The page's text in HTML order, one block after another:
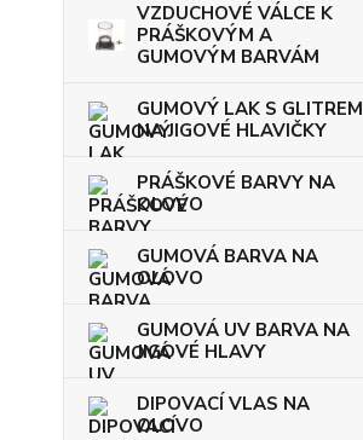
VZDUCHOVÉ VÁLCE K
PRÁŠKOVÝM A
GUMOVÝM BARVÁM
GUMOVÝ LAK S GLITREM
NA JIGOVÉ HLAVIČKY
PRÁŠKOVÉ BARVY NA
OLOVO
GUMOVÁ BARVA NA
OLOVO
GUMOVÁ UV BARVA NA
JIGOVÉ HLAVY
DIPOVACÍ VLAS NA
OLOVO